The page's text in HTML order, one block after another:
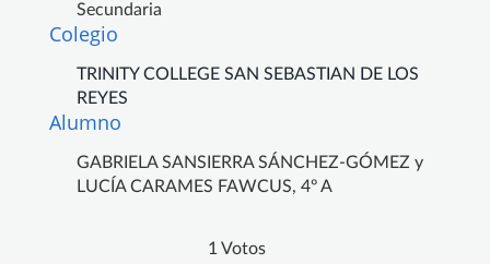
Secundaria
Colegio
TRINITY COLLEGE SAN SEBASTIAN DE LOS
REYES
Alumno
GABRIELA SANSIERRA SÁNCHEZ-GÓMEZ y
LUCÍA CARAMES FAWCUS, 4º A
1 Votos